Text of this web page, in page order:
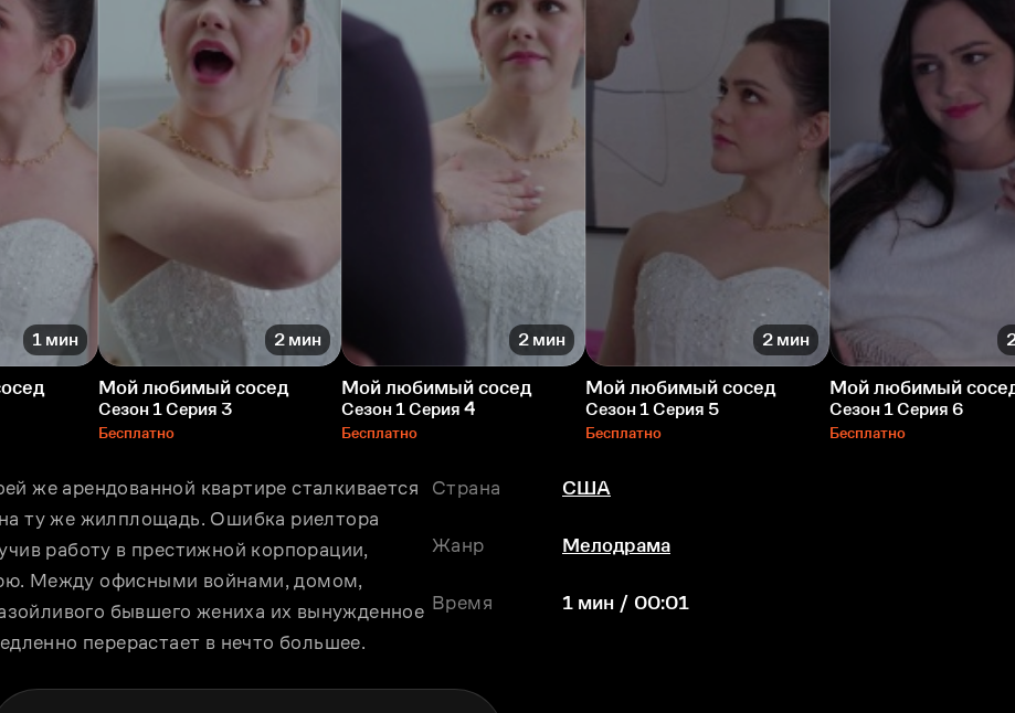
1 мин 2 мин
Мой любимый сосед
Сезон 1 Серия 3
Бесплатно
2 мин
Мой любимый сосед
Сезон 1 Серия 4
Бесплатно
2 мин
Мой любимый сосед
Сезон 1 Серия 5
Бесплатно
Мой любимый
Сезон 1 Серия 6
Бесплатно
же арендованной квартире сталкивается
ту же жилплощадь. Ошибка риелтора
работу в престижной корпорации,
Между офисными войнами, домом,
бывшего жениха их вынужденное
перерастает в нечто большее.
Страна США
Жанр Мелодрама
Время 1 мин / 00:01